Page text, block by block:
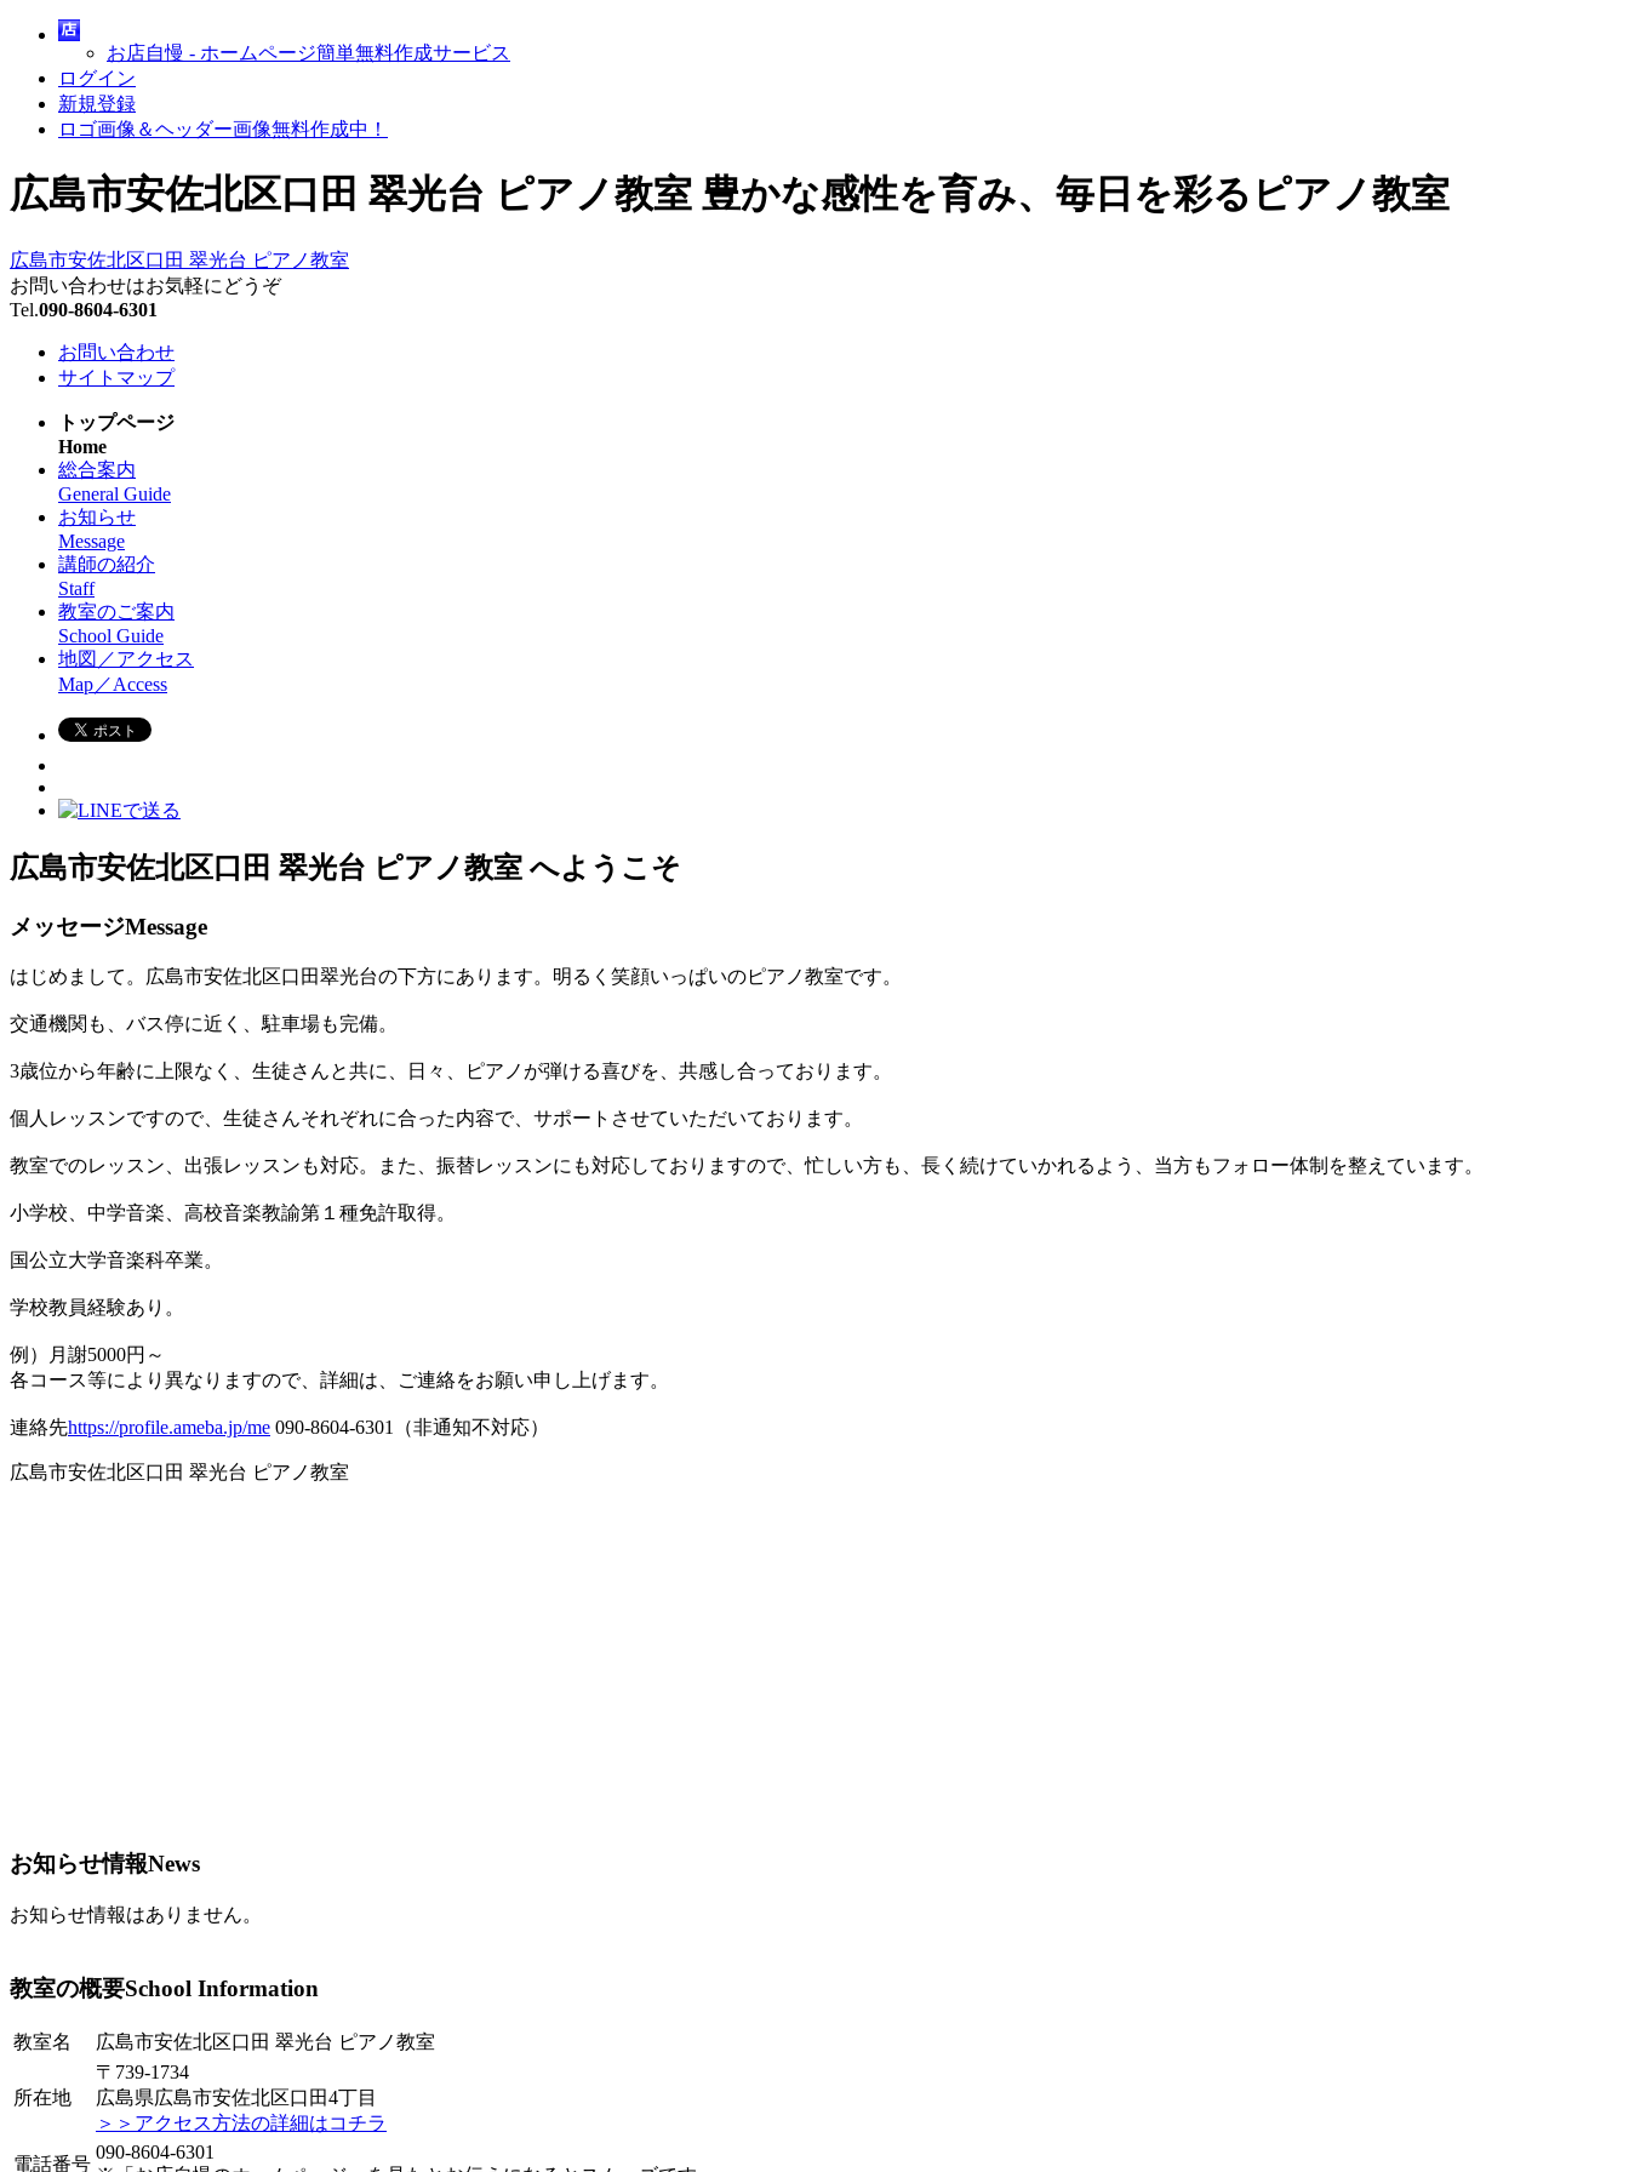
お店自慢 - ホームページ簡単無料作成サービス
ログイン
新規登録
ロゴ画像＆ヘッダー画像無料作成中！
広島市安佐北区口田 翠光台 ピアノ教室 豊かな感性を育み、毎日を彩るピアノ教室
広島市安佐北区口田 翠光台 ピアノ教室
お問い合わせはお気軽にどうぞ
Tel.090-8604-6301
お問い合わせ
サイトマップ
トップページ
Home
総合案内
General Guide
お知らせ
Message
講師の紹介
Staff
教室のご案内
School Guide
地図／アクセス
Map／Access
広島市安佐北区口田 翠光台 ピアノ教室 へようこそ
メッセージMessage
はじめまして。広島市安佐北区口田翠光台の下方にあります。明るく笑顔いっぱいのピアノ教室です。
交通機関も、バス停に近く、駐車場も完備。
3歳位から年齢に上限なく、生徒さんと共に、日々、ピアノが弾ける喜びを、共感し合っております。
個人レッスンですので、生徒さんそれぞれに合った内容で、サポートさせていただいております。
教室でのレッスン、出張レッスンも対応。また、振替レッスンにも対応しておりますので、忙しい方も、長く続けていかれるよう、当方もフォロー体制を整えています。
小学校、中学音楽、高校音楽教諭第１種免許取得。
国公立大学音楽科卒業。
学校教員経験あり。
例）月謝5000円～
各コース等により異なりますので、詳細は、ご連絡をお願い申し上げます。
連絡先https://profile.ameba.jp/me 090-8604-6301（非通知不対応）
広島市安佐北区口田 翠光台 ピアノ教室
お知らせ情報News
お知らせ情報はありません。
教室の概要School Information
教室名 広島市安佐北区口田 翠光台 ピアノ教室
所在地
〒739-1734
広島県広島市安佐北区口田4丁目
＞＞アクセス方法の詳細はコチラ
電話番号
090-8604-6301